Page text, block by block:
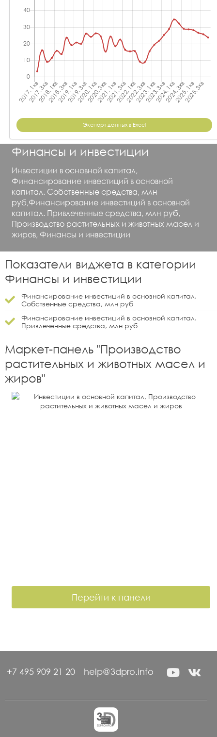
Экспорт данных в Excel
Финансы и инвестиции
Инвестиции в основной капитал,
Финансирование инвестиций в основной
капитал. Собственные средства, млн
руб,Финансирование инвестиций в основной
капитал. Привлеченные средства, млн руб,
Производство растительных и животных масел и
жиров, Финансы и инвестиции
Показатели виджета в категории
Финансы и инвестиции
Финансирование инвестиций в основной капитал.
Собственные средства, млн руб
Финансирование инвестиций в основной капитал.
Привлеченные средства, млн руб
Маркет-панель "Производство
растительных и животных масел и
жиров"
Перейти к панели
+7 495 909 21 20 help@3dpro.info